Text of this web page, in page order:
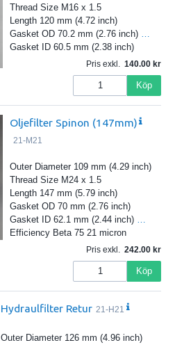
Thread Size M16 x 1.5
Length 120 mm (4.72 inch)
Gasket OD 70.2 mm (2.76 inch)
Gasket ID 60.5 mm (2.38 inch)
Pris exkl. 140.00
Köp
Oljefilter Spinon (147mm)
21-M21
Outer Diameter 109 mm (4.29 inch)
Thread Size M24 x 1.5
Length 147 mm (5.79 inch)
Gasket OD 70 mm (2.76 inch)
Gasket ID 62.1 mm (2.44 inch)
Efficiency Beta 75 21 micron
Pris exkl. 242.00
Köp
Hydraulfilter Retur 21-H21
Outer Diameter 126 mm (4.96 inch)